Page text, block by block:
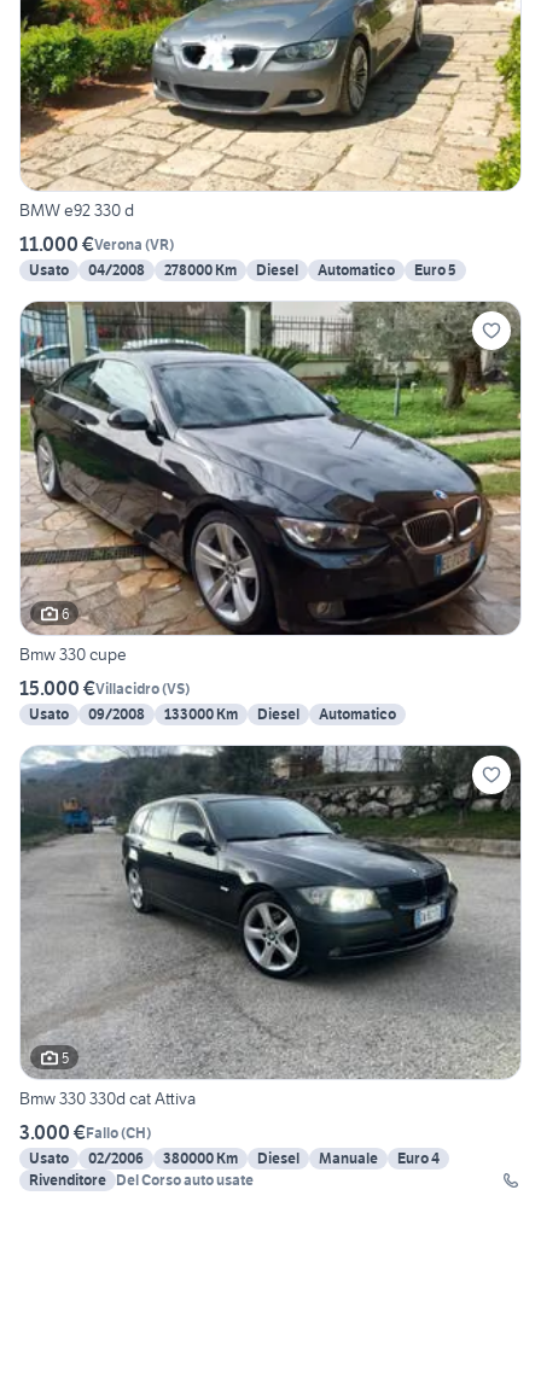
BMW e92 330 d
11.000 €Verona (VR)
Usato
04/2008 278000 Km Diesel Automatico Euro 5
6
Bmw 330 cupe
15.000 €Villacidro(VS)
Usato
09/2008 133000 Km Diesel Automatico
5
Bmw 330 330d cat Attiva
3.000 €Fallo(CH)
Usato
02/2006 380000 Km Diesel Manuale
Euro 4
Rivenditore Del Corso auto usate